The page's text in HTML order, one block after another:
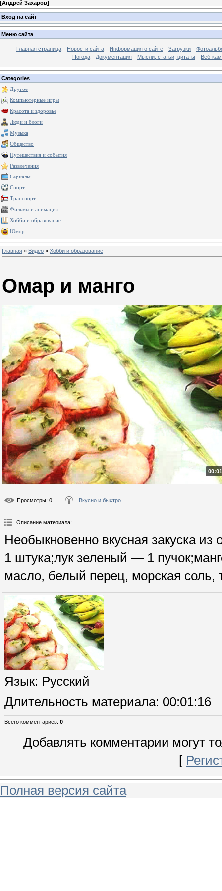
[Андрей Захаров]
Вход на сайт
Меню сайта
Главная страница Новости сайта Информация о сайте Загрузки
Погода
Документация Мысли, статьи, цитаты Веб-
Categories
Другое
Компьютерные игры
Красота и здоровье
Люди и блоги
Музыка
Общество
Путешествия и события
Развлечения
Сериалы
Спорт
Транспорт
Фильмы и анимация
Хобби и образование
Юмор
Главная » Видео » Хобби и образование
Омар и манго
Просмотры: 0 Вкусно и быстро
Описание материала:
Необыкновенно вкусная закуска
1 штука;лук зеленый — 1
масло, белый перец, морская соль,
Язык: Русский
Длительность материала: 00:01:16
Всего комментариев: 0
Добавлять комментарии могут
[
Полная версия сайта